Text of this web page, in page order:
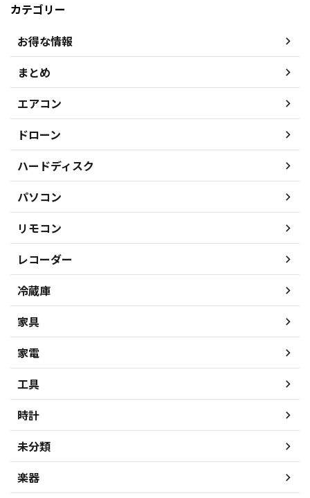
カテゴリー
お得な情報
まとめ
エアコン
ドローン
ハードディスク
パソコン
リモコン
レコーダー
冷蔵庫
家具
家電
工具
時計
未分類
楽器